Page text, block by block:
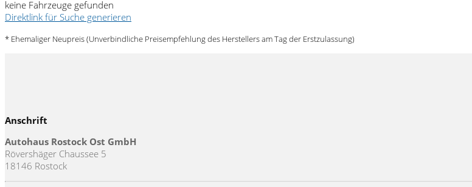
keine Fahrzeuge gefunden
Direktlink für Suche generieren
* Ehemaliger Neupreis (Unverbindliche Preisempfehlung des Herstellers am Tag der Erstzulassung)
Anschrift
Autohaus Rostock Ost GmbH
Rövershäger Chaussee 5
18146 Rostock